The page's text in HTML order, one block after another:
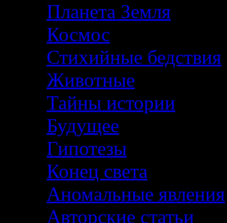
Планета Земля
Космос
Стихийные бедствия
Животные
Тайны истории
Будущее
Гипотезы
Конец света
Аномальные явления
Авторские статьи